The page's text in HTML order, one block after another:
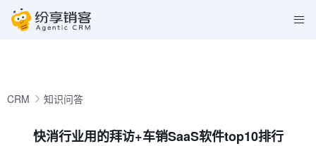
CRM 知识问答
快消行业用的拜访+车销SaaS软件top10排行